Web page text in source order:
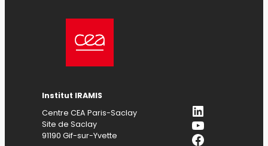
Institut IRAMIS
Centre CEA Paris-Saclay
Site de Saclay
91190 Gif-sur-Yvette
LinkedIn
YouTube
Facebook